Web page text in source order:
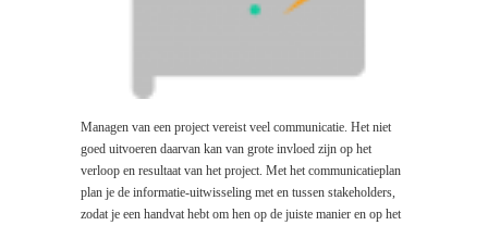
Managen van een project vereist veel communicatie. Het niet
goed uitvoeren daarvan kan van grote invloed zijn op het
verloop en resultaat van het project. Met het communicatieplan
plan je de informatie-uitwisseling met en tussen stakeholders,
zodat je een handvat hebt om hen op de juiste manier en op het